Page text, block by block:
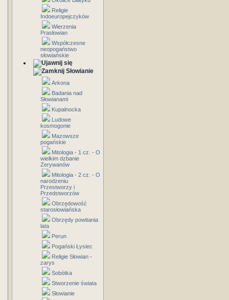
Religie
Indoeuropejczyków
Wierzenia
Prasłowian
Współczesne
neopogaństwo
słowiańskie
Słowianie
Arkona
Badania nad
Słowianami
Kupalnocka
Ludowe
kosmogonie
Mazowsze
pogańskie
Mitologia - 1 cz. - O
wielkim dzbanie
Zerywanów
Mitologia - 2 cz. - O
narodzeniu
Przestworzy i
Przedstworzów
Obrzędowość
starosłowiańska
Obrzędy powitania
lata
Perun
Pogański Łysiec
Religie Słowian -
zarys
Sobótka
Stworzenie świata
Słowianie